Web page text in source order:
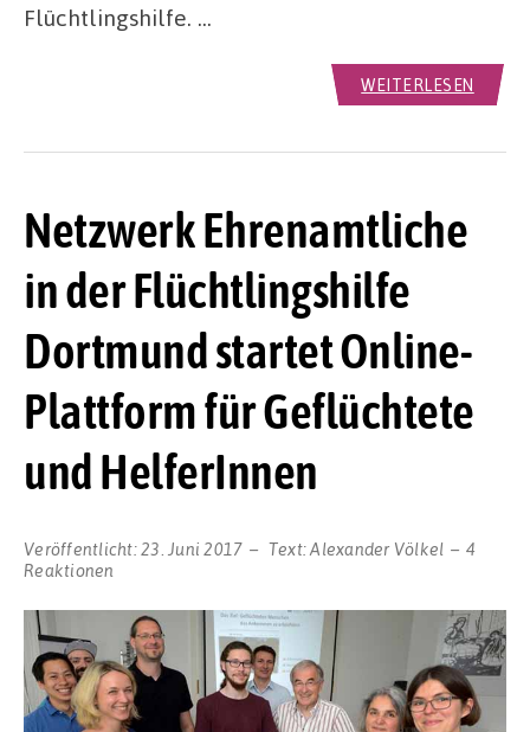
Flüchtlingshilfe. …
WEITERLESEN
Netzwerk Ehrenamtliche
in der Flüchtlingshilfe
Dortmund startet Online-
Plattform für Geflüchtete
und HelferInnen
Veröffentlicht: 23. Juni 2017 Text:Alexander Völkel
4
Reaktionen